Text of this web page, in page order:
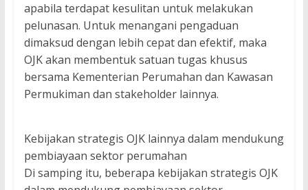
apabila terdapat kesulitan untuk melakukan
pelunasan. Untuk menangani pengaduan
dimaksud dengan lebih cepat dan efektif, maka
OJK akan membentuk satuan tugas khusus
bersama Kementerian Perumahan dan Kawasan
Permukiman dan stakeholder lainnya.
Kebijakan strategis OJK lainnya dalam mendukung
pembiayaan sektor perumahan
Di samping itu, beberapa kebijakan strategis OJK